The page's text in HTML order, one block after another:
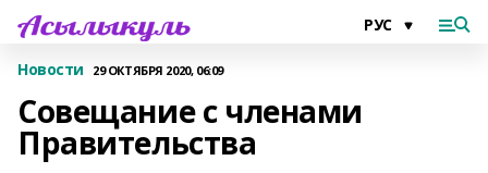
Новости 29 ОКТЯБРЯ 2020, 06:09
Совещание с членами
Правительства